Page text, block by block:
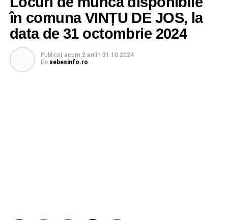
în comuna VINȚU DE JOS, la
data de 31 octombrie 2024
Publicat acum 2 aniîn 31.10.2024
De sebesinfo.ro